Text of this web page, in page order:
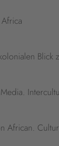
Blick
African.